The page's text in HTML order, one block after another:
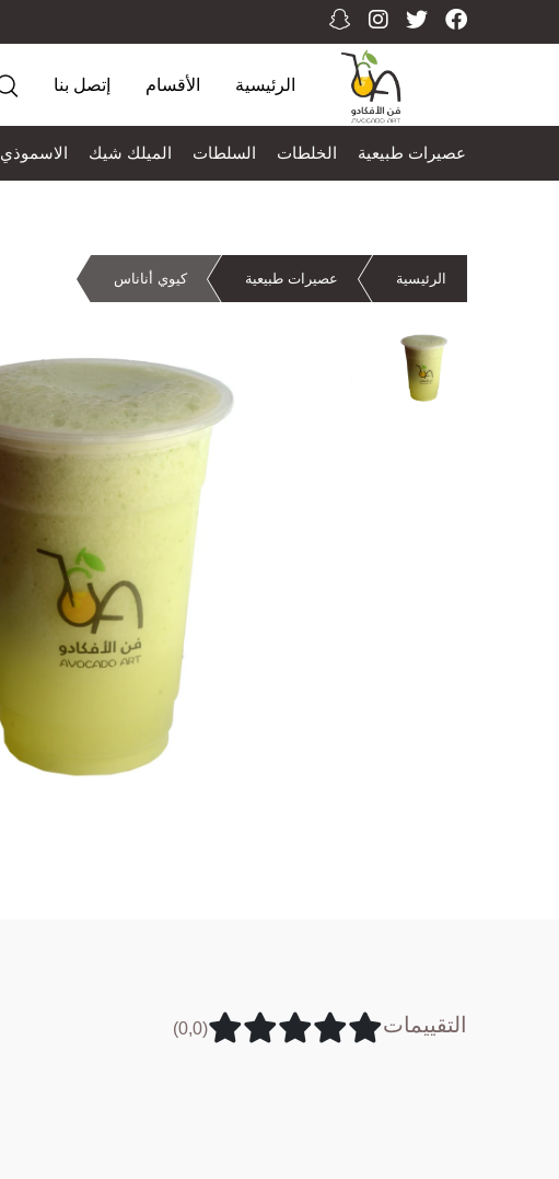
الرئيسية الأقسام إتصل بنا
عصيرات طبيعية الخلطات السلطات الميلك شيك الاسموذي
الرئيسية عصيرات طبيعية كيوي أناناس
التقييمات (0,0)